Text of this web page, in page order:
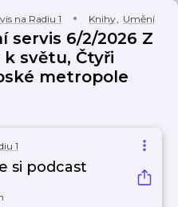
na Radiu 1 Knihy, Umění
servis 6/2/2026 Z
k světu, Čtyři
metropole
1
si podcast